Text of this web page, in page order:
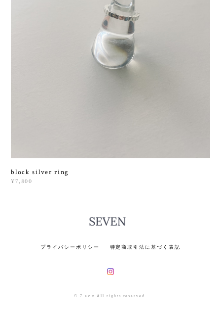
block silver ring
¥7,800
プライバシーポリシー 特定商取引法に基づく表記
© 7.ev.n All rights reserved.